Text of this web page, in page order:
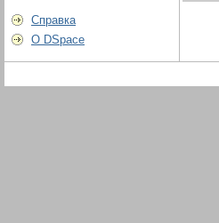
Справка
О DSpace